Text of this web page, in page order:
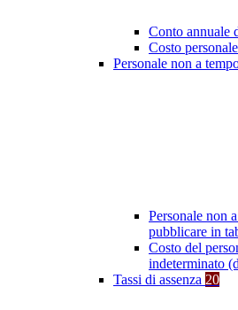
Conto annuale
Costo
Personale non a
Personale non
pubblicare in
Costo del
indeterminato
Tassi di assenza 20